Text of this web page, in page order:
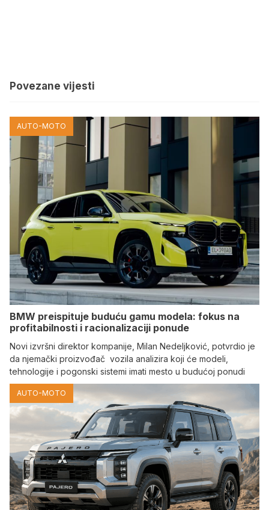
Povezane vijesti
AUTO-MOTO
BMW preispituje buduću gamu modela: fokus na
profitabilnosti i racionalizaciji ponude
Novi izvršni direktor kompanije, Milan Nedeljković, potvrdio je
da njemački proizvođač vozila analizira koji će modeli,
tehnologije i pogonski sistemi imati mesto u budućoj ponudi
AUTO-MOTO